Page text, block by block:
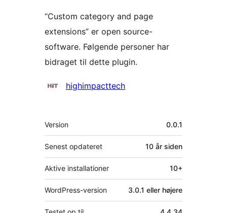
“Custom category and page
extensions” er open source-
software. Følgende personer har
bidraget til dette plugin.
Bidragsydere
highimpacttech
Meta
Version 0.0.1
Senest opdateret 10 år siden
Aktive installationer 10+
WordPress-version 3.0.1 eller højere